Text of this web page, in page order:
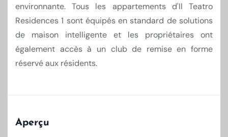
environnante. Tous les appartements d'Il Teatro
Residences 1 sont équipés en standard de solutions
de maison intelligente et les propriétaires ont
également accès à un club de remise en forme
réservé aux résidents.
Aperçu